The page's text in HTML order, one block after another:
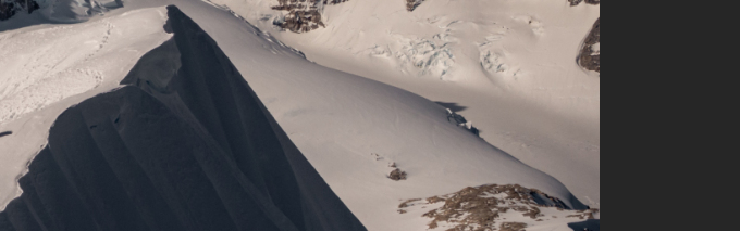
Berges Indiens, dem 8586 m
betrachte den Kangchenjunga
Leidenschaft ist, diesen Berg
mit auf die Expedition ins